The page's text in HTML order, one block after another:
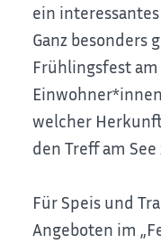
ein
Ganz besonders
Frühlingsfest am
welcher
den Treff am
Für Speis und
Angeboten im